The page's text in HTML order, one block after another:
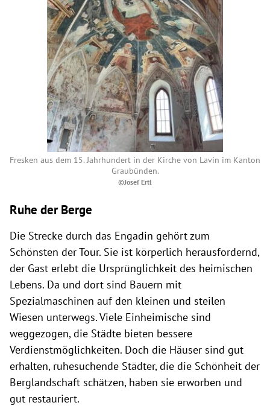
Fresken aus dem 15. Jahrhundert in der Kirche von Lavin im Kanton
Graubünden.
©Josef Ertl
Ruhe der Berge
Die Strecke durch das Engadin gehört zum
Schönsten der Tour. Sie ist körperlich herausfordernd,
der Gast erlebt die Ursprünglichkeit des heimischen
Lebens. Da und dort sind Bauern mit
Spezialmaschinen auf den kleinen und steilen
Wiesen unterwegs. Viele Einheimische sind
weggezogen, die Städte bieten bessere
Verdienstmöglichkeiten. Doch die Häuser sind gut
erhalten, ruhesuchende Städter, die die Schönheit der
Berglandschaft schätzen, haben sie erworben und
gut restauriert.